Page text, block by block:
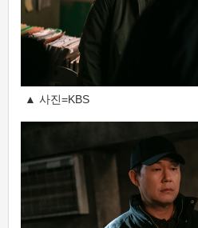
▲ 사진=KBS